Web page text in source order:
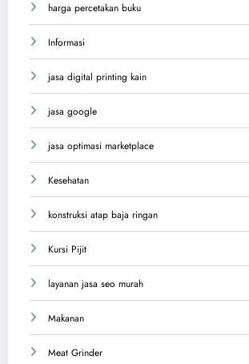
harga percetakan buku
Informasi
jasa digital printing kain
jasa google
jasa optimasi marketplace
Kesehatan
konstruksi atap baja ringan
Kursi Pijit
layanan jasa seo murah
Makanan
Meat Grinder